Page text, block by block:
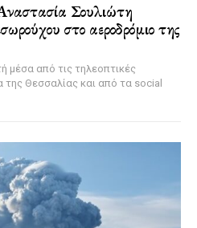
Σουλιώτη
στο αεροδρόμιο της
μέσα από τις τηλεοπτικές
της Θεσσαλίας και από τα social